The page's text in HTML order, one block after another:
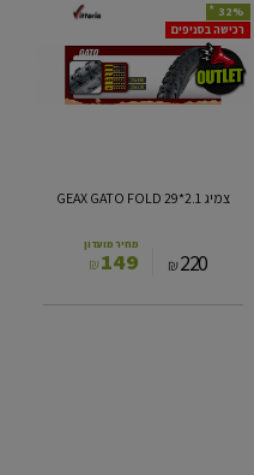
צמיג
GEAX
GATO
FOLD
צמיג GEAX GATO FOLD 29*2.1
רכישה בסניפים
מחיר מועדון
149
₪ 220
₪
32%
*